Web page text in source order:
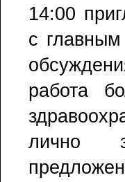
14:00
с
работа
лично